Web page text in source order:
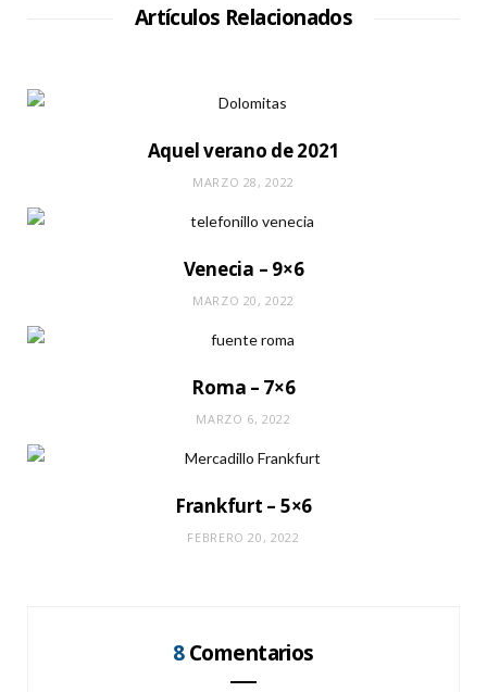
Artículos Relacionados
Aquel verano de 2021
MARZO 28, 2022
Venecia – 9×6
MARZO 20, 2022
Roma – 7×6
MARZO 6, 2022
Frankfurt – 5×6
FEBRERO 20, 2022
8Comentarios